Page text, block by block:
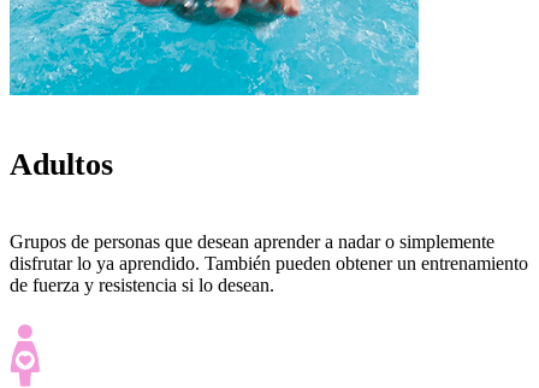
Adultos
Grupos de personas que desean aprender a nadar o simplemente
disfrutar lo ya aprendido. También pueden obtener un entrenamiento
de fuerza y resistencia si lo desean.